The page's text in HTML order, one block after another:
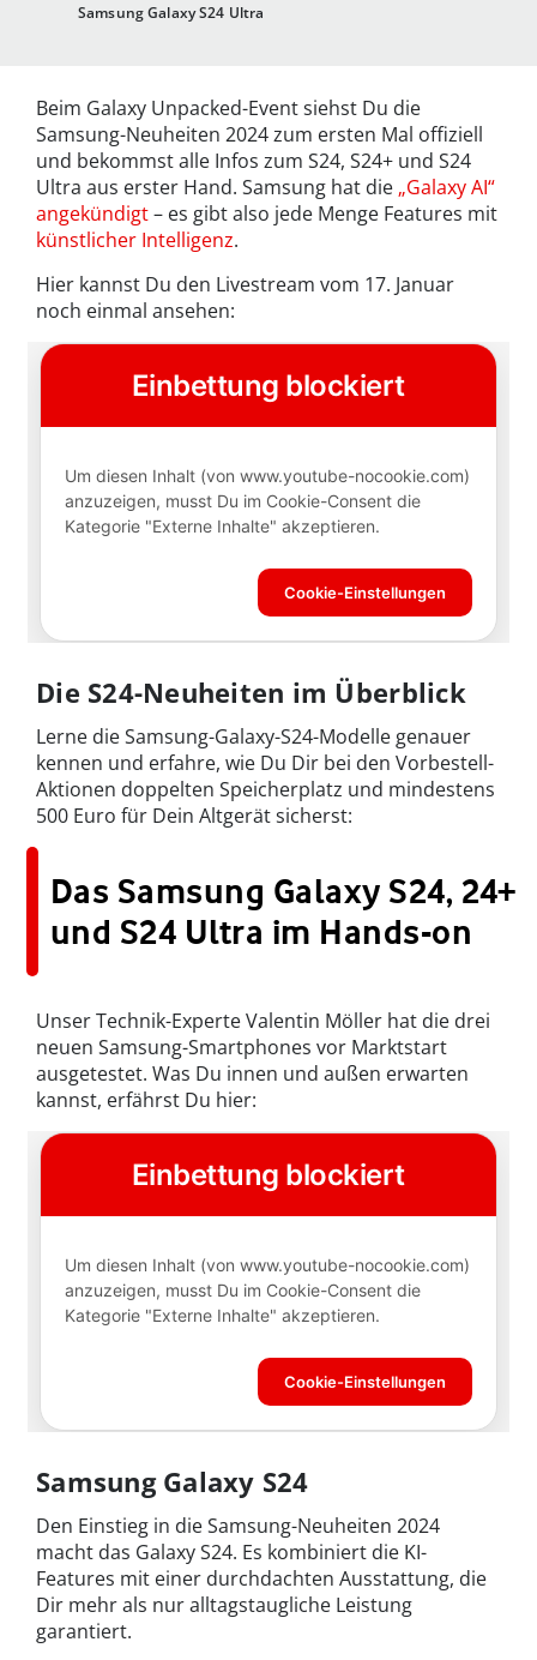
Samsung Galaxy S24 Ultra
Beim Galaxy Unpacked-Event siehst Du die
Samsung-Neuheiten 2024 zum ersten Mal offiziell
und bekommst alle Infos zum S24, S24+ und S24
Ultra aus erster Hand. Samsung hat die „Galaxy AI“
angekündigt– es gibt also jede Menge Features mit
künstlicher Intelligenz.
Hier kannst Du den Livestream vom 17. Januar
noch einmal ansehen:
Die S24-Neuheiten im Überblick
Lerne die Samsung-Galaxy-S24-Modelle genauer
kennen und erfahre, wie Du Dir bei den Vorbestell-
Aktionen doppelten Speicherplatz und mindestens
500 Euro für Dein Altgerät sicherst:
Das Samsung Galaxy S24, 24+
und S24 Ultra im Hands-on
Unser Technik-Experte Valentin Möller hat die drei
neuen Samsung-Smartphones vor Marktstart
ausgetestet. Was Du innen und außen erwarten
kannst, erfährst Du hier:
Samsung Galaxy S24
Den Einstieg in die Samsung-Neuheiten 2024
macht das Galaxy S24. Es kombiniert die KI-
Features mit einer durchdachten Ausstattung, die
Dir mehr als nur alltagstaugliche Leistung
garantiert.